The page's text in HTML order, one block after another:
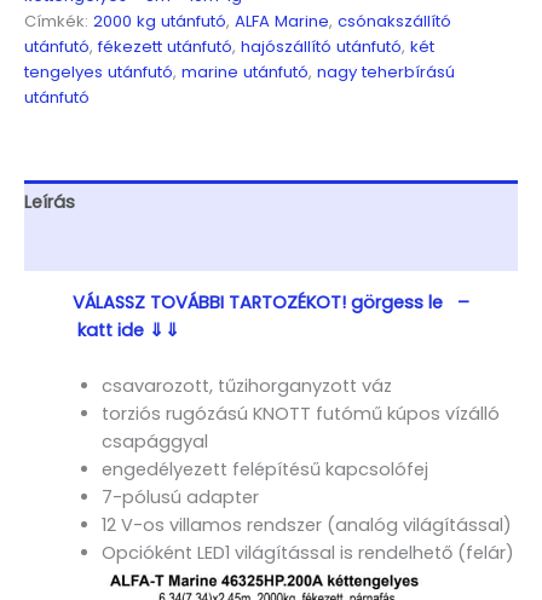
2000kg,
fékezett,
párnafás,
csónakszállító,
hajószállító,
hajóig
mennyiség
Címkék: 2000 kg utánfutó, ALFA Marine, csónakszállító
utánfutó,fékezett utánfutó, hajószállító utánfutó, két
tengelyes utánfutó, marine utánfutó, nagy teherbírású
utánfutó
Leírás
VÁLASSZ TOVÁBBI TARTOZÉKOT! görgess le –
katt ide ⇓⇓
csavarozott, tűzihorganyzott váz
torziós rugózású KNOTT futómű kúpos vízálló
csapággyal
engedélyezett felépítésű kapcsolófej
7-pólusú adapter
12 V-os villamos rendszer (analóg világítással)
Opcióként LED1 világítással is rendelhető (felár)